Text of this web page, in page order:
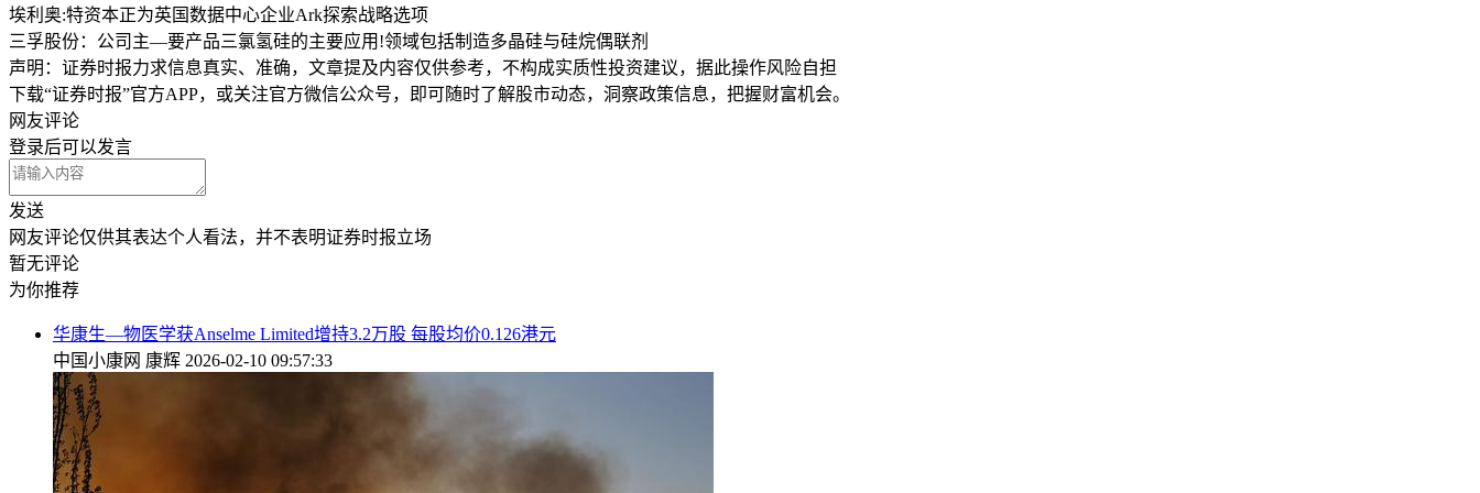
埃利奥:特资本正为英国数据中心企业Ark探索战略选项
三孚股份：公司主—要产品三氯氢硅的主要应用!领域包括制造多晶硅与硅烷偶联剂
声明：证券时报力求信息真实、准确，文章提及内容仅供参考，不构成实质性投资建议，据此操作风险自担
下载“证券时报”官方APP，或关注官方微信公众号，即可随时了解股市动态，洞察政策信息，把握财富机会。
网友评论
登录后可以发言
发送
网友评论仅供其表达个人看法，并不表明证券时报立场
暂无评论
为你推荐
华康生—物医学获Anselme Limited增持3.2万股 每股均价0.126港元
中国小康网 康辉 2026-02-10 09:57:33